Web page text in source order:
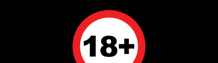
Ajouter au panier Rupture de stock